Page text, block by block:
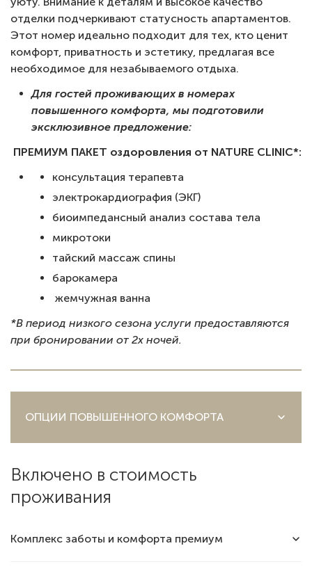
отделки подчеркивают статусность апартаментов.
Этот номер идеально подходит для тех, кто ценит
комфорт, приватность и эстетику, предлагая все
необходимое для незабываемого отдыха.
Для гостей проживающих в номерах
повышенного комфорта, мы подготовили
эксклюзивное предложение:
ПРЕМИУМ ПАКЕТ оздоровления от NATURE CLINIC*:
консультация терапевта
⁠электрокардиография (ЭКГ)
⁠биоимпедансный анализ состава тела
⁠⁠микротоки
⁠тайский массаж спины
⁠барокамера
⁠жемчужная ванна
*В период низкого сезона услуги предоставляются
при бронировании от 2х ночей.
ОПЦИИ ПОВЫШЕННОГО КОМФОРТА
Включено в стоимость
проживания
Комплекс заботы и комфорта премиум